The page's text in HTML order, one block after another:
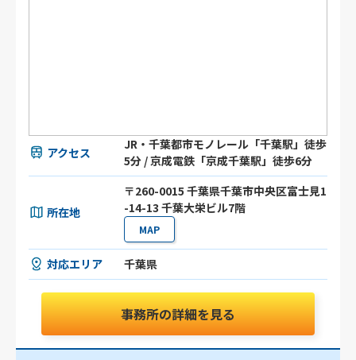
アクセス
JR・千葉都市モノレール「千葉駅」徒歩
5分 / 京成電鉄「京成千葉駅」徒歩6分
所在地
〒260-0015 千葉県千葉市中央区富士見1
-14-13 千葉大栄ビル7階
MAP
対応エリア 千葉県
事務所の詳細を見る